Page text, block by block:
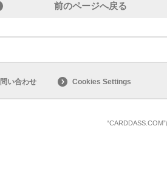
前のページへ戻る
い合わせ Cookies Settings